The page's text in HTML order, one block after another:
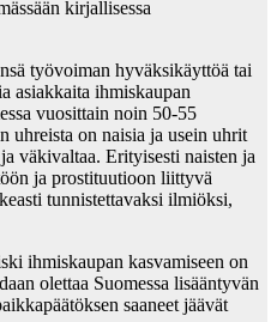
kirjallisessa
työvoiman hyväksikäyttöä tai
asiakkaita ihmiskaupan
vuosittain noin 50-55
uhreista on naisia ja usein uhrit
väkivaltaa. Erityisesti naisten ja
ja prostituutioon liittyvä
tunnistettavaksi ilmiöksi,
ihmiskaupan kasvamiseen on
olettaa Suomessa lisääntyvän
saaneet jäävät